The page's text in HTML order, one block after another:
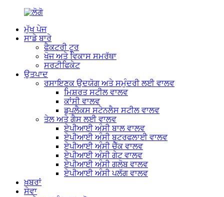
ਮੁੱਖ ਪੇਜ
ਸਾਡੇ ਬਾਰੇ
ਫੈਕਟਰੀ ਟੂਰ
ਖੋਜ ਅਤੇ ਵਿਕਾਸ ਸਮਰੱਥਾ
ਸਰਟੀਫਿਕੇਟ
ਉਤਪਾਦ
ਰਸਾਇਣਕ ਉਦਯੋਗ ਅਤੇ ਸਮੁੰਦਰੀ ਲਈ ਵਾਲਵ
ਮਿਸ਼ਰਤ ਸਟੀਲ ਵਾਲਵ
ਕਾਂਸੀ ਵਾਲਵ
ਡੁਪਲੈਕਸ ਸਟੇਨਲੈਸ ਸਟੀਲ ਵਾਲਵ
ਤੇਲ ਅਤੇ ਗੈਸ ਲਈ ਵਾਲਵ
ਏਪੀਆਈ ਅੰਸੀ ਬਾਲ ਵਾਲਵ
ਏਪੀਆਈ ਅੰਸੀ ਬਟਰਫਲਾਈ ਵਾਲਵ
ਏਪੀਆਈ ਅੰਸੀ ਚੈੱਕ ਵਾਲਵ
ਏਪੀਆਈ ਅੰਸੀ ਗੇਟ ਵਾਲਵ
ਏਪੀਆਈ ਅੰਸੀ ਗਲੋਬ ਵਾਲਵ
ਏਪੀਆਈ ਅੰਸੀ ਪਲੱਗ ਵਾਲਵ
ਖ਼ਬਰਾਂ
ਸੇਵਾ